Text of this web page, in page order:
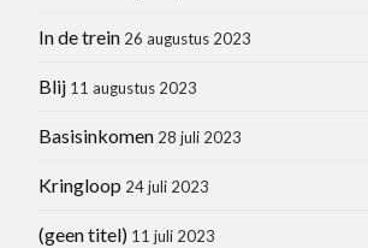
In de trein 26 augustus 2023
Blij 11 augustus 2023
Basisinkomen 28 juli 2023
Kringloop 24 juli 2023
(geen titel) 11 juli 2023